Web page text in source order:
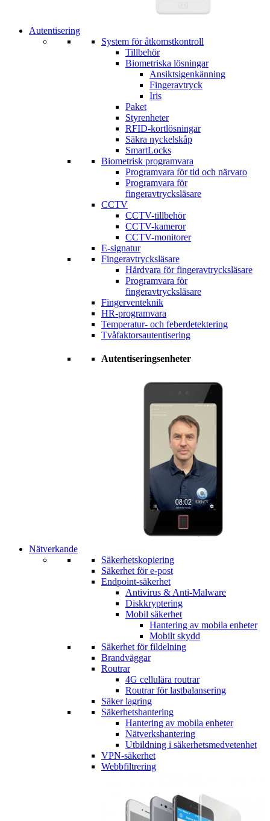
Autentisering
System för åtkomstkontroll
Tillbehör
Biometriska lösningar
Ansiktsigenkänning
Fingeravtryck
Iris
Paket
Styrenheter
RFID-kortlösningar
Säkra nyckelskåp
SmartLocks
Biometrisk programvara
Programvara för tid och närvaro
Programvara för
fingeravtrycksläsare
CCTV
CCTV-tillbehör
CCTV-kameror
CCTV-monitorer
E-signatur
Fingeravtrycksläsare
Hårdvara för fingeravtrycksläsare
Programvara för
fingeravtrycksläsare
Fingerventeknik
HR-programvara
Temperatur- och feberdetektering
Tvåfaktorsautentisering
Autentiseringsenheter
Nätverkande
Säkerhetskopiering
Säkerhet för e-post
Endpoint-säkerhet
Antivirus & Anti-Malware
Diskkryptering
Mobil säkerhet
Hantering av mobila enheter
Mobilt skydd
Säkerhet för fildelning
Brandväggar
Routrar
4G cellulära routrar
Routrar för lastbalansering
Säker lagring
Säkerhetshantering
Hantering av mobila enheter
Nätverkshantering
Utbildning i säkerhetsmedvetenhet
VPN-säkerhet
Webbfiltrering